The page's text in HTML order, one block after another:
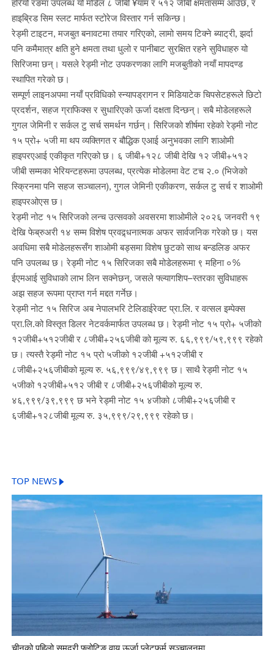
हरियो रङमा उपलब्ध यो मोडेल ८ जीबी ¥याम र ५१२ जीबी क्षमतासम्म आउँछ, र
हाइब्रिड सिम स्लट मार्फत स्टोरेज विस्तार गर्न सकिन्छ।
रेड्मी टाइटन, मजबुत बनावटमा तयार गरिएको, लामो समय टिक्ने ब्याट्री, झर्दा
पनि कमैमात्र क्षति हुने क्षमता तथा धुलो र पानीबाट सुरक्षित रहने सुविधाहरु यो
सिरिजमा छन्। यसले रेड्मी नोट उपकरणका लागि मजबुतीको नयाँ मापदण्ड
स्थापित गरेको छ।
सम्पूर्ण लाइनअपमा नयाँ प्रविधिको स्न्यापड्रागन र मिडियाटेक चिपसेटहरूले छिटो
प्रदर्शन, सहज ग्राफिक्स र सुधारिएको ऊर्जा दक्षता दिन्छन्। सबै मोडेलहरूले
गुगल जेमिनी र सर्कल टु सर्च समर्थन गर्छन्। सिरिजको शीर्षमा रहेको रेड्मी नोट
१५ प्रो+ ५जी मा थप व्यक्तिगत र बौद्धिक एआई अनुभवका लागि शाओमी
हाइपरएआई एकीकृत गरिएको छ। ६ जीबी+१२८ जीबी देखि १२ जीबी+५१२
जीबी सम्मका भेरियन्टहरूमा उपलब्ध, प्रत्येक मोडेलमा वेट टच २.० (भिजेको
स्क्रिनमा पनि सहज सञ्चालन), गुगल जेमिनी एकीकरण, सर्कल टु सर्च र शाओमी
हाइपरओएस छ।
रेड्मी नोट १५ सिरिजको लन्च उत्सवको अवसरमा शाओमीले २०२६ जनवरी १९
देखि फेब्रुअरी १४ सम्म विशेष प्रवद्र्धनात्मक अफर सार्वजनिक गरेको छ। यस
अवधिमा सबै मोडेलहरूसँग शाओमी बड्समा विशेष छुटको साथ बन्डलिङ अफर
पनि उपलब्ध छ। रेड्मी नोट १५ सिरिजका सबै मोडेलहरूमा ९ महिना ०%
ईएमआई सुविधाको लाभ लिन सक्नेछन्, जसले फ्ल्यागशिप–स्तरका सुविधाहरू
अझ सहज रूपमा प्राप्त गर्न मद्दत गर्नेछ।
रेड्मी नोट १५ सिरिज अब नेपालभरि टेलिडाईरेक्ट प्रा.लि. र वत्सल इम्पेक्स
प्रा.लि.को विस्तृत डिलर नेटवर्कमार्फत उपलब्ध छ। रेड्मी नोट १५ प्रो+ ५जीको
१२जीबी+५१२जीबी र ८जीबी+२५६जीबी को मूल्य रु. ६६,९९९/५९,९९९ रहेको
छ। त्यस्तै रेड्मी नोट १५ प्रो ५जीको १२जीबी +५१२जीबी र
८जीबी+२५६जीबीको मूल्य रु. ५६,९९९/४९,९९९ छ। साथै रेड्मी नोट १५
५जीको १२जीबी+५१२ जीबी र ८जीबी+२५६जीबीको मूल्य रु.
४६,९९९/३९,९९९ छ भने रेड्मी नोट १५ ४जीको ८जीबी+२५६जीबी र
६जीबी+१२८जीबी मूल्य रु. ३५,९९९/२९,९९९ रहेको छ।
TOP NEWS